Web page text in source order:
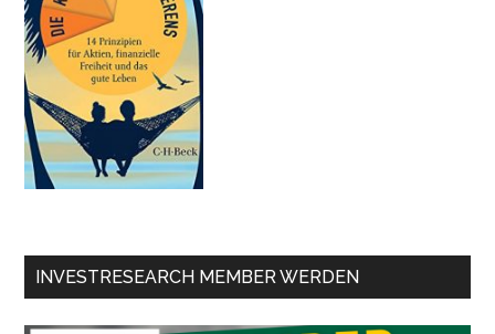
INVESTRESEARCH MEMBER WERDEN